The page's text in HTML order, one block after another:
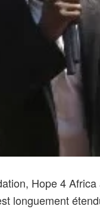
Hope 4
longuement